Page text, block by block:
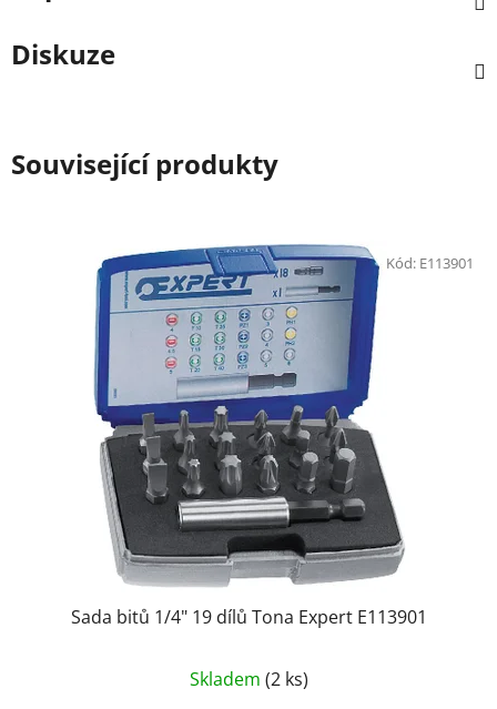
Diskuze
Související produkty
Sada bitů 1/4" 19 dílů Tona Expert E113901
Skladem (2 ks)
Kód: E113901